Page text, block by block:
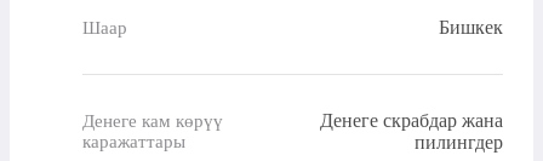
Шаар Бишкек
Денеге кам көрүү
каражаттары
Денеге скрабдар жана
пилингдер